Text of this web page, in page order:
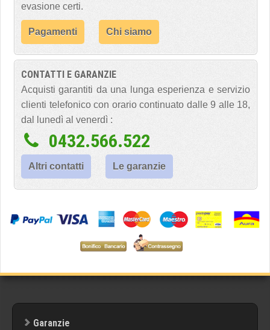
evasione certi.
Pagamenti Chi siamo
CONTATTI E GARANZIE
Acquisti garantiti da una lunga esperienza e servizio
clienti telefonico con orario continuato dalle 9 alle 18,
dal lunedì al venerdì :
0432.566.522
Altri contatti Le garanzie
Garanzie